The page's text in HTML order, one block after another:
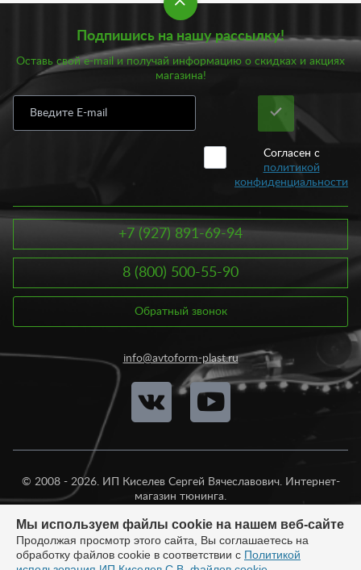
внешнего тюнинга как:
Бамперы передние и задние;
Арки и расширители арок;
Воздуховоды и диффузоры;
Накладки и молдинги;
Реснички.
Кроме того, в нашем каталоге всегда есть в наличии спойлеры,
решетки радиатора, юбки заднего и переднего бампера и
многое другое. Все изделия отличаются высоким качеством и
оргстекло, стекловолокно, стеклопластик, смола, полиуретан и
т.д. Подобрать внешний тюнинг на автомобиль вы можете у
нас в зависимости от марки и модели авто. Вместе с тем, у нас
всегда есть готовые комплекты тюнинга, включающие
передний и задний бампер, а также пороги.
Внешний тюнинг – это комплексное изменение экстерьера
же полностью изменить внешность. В нашем интернет-
магазине возможен любой вариант. При этом, купить внешний
тюнинг вы можете у нас по доступной цене. Так, стоимость
тюнинга заднего бампера варьируется от 600 рублей,
переднего бампера – от 500 рублей, воздуховодов – от 1000
рублей, крыльев – от 1950 рублей, порогов – от 850 рублей,
ресничек – от 200 рублей, спойлеров – от 600 рублей. Если вы
сомневаетесь вы выборе внешнего тюнинга на машину, наши
специалисты помогут вам подобрать оптимальный вариант.
Подпишись на нашу рассылку!
Оставь свой e-mail и получай информацию о скидках и акциях
магазина!
Согласен с
политикой
конфиденциальности
+7 (927) 891-69-94
8 (800) 500-55-90
Обратный звонок
info@avtoform-plast.ru
© 2008 - 2026. ИП Киселев Сергей Вячеславович. Интернет-
магазин тюнинга.
Мы используем файлы cookie на нашем веб-сайте
Продолжая просмотр этого сайта, Вы соглашаетесь на
обработку файлов cookie в соответствии с Политикой